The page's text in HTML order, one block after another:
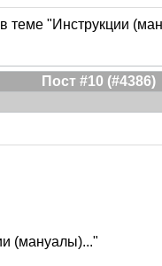
теме "Инструкции
Пост #10 (#4386)
(мануалы)..."